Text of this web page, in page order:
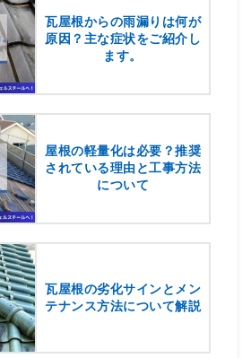
瓦屋根からの雨漏りは何が
原因？主な症状をご紹介し
ます。
屋根の軽量化は必要？推奨
されている理由と工事方法
について
瓦屋根の劣化サインとメン
テナンス方法について解説